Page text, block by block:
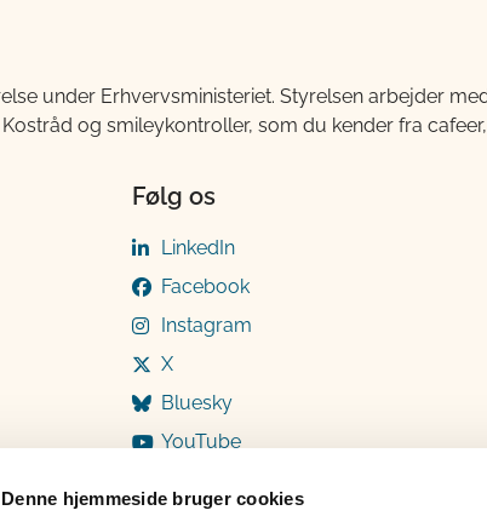
Denne hjemmeside bruger cookies
under Erhvervsministeriet. Styrelsen arbejder
og smileykontroller, som du kender fra
Følg os
LinkedIn
Facebook
Instagram
X
Bluesky
YouTube